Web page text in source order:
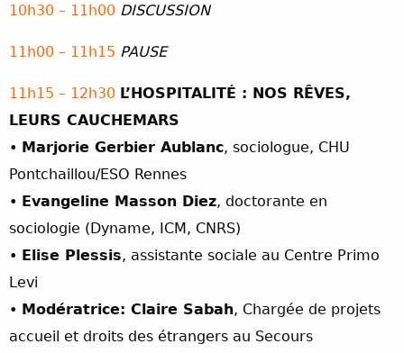
10h30 – 11h00 DISCUSSION
11h00 – 11h15 PAUSE
11h15 – 12h30 L’HOSPITALITÉ : NOS RÊVES,
LEURS CAUCHEMARS
• Marjorie Gerbier Aublanc, sociologue, CHU
Pontchaillou/ESO Rennes
• Evangeline Masson Diez, doctorante en
sociologie (Dyname, ICM, CNRS)
• Elise Plessis, assistante sociale au Centre Primo
Levi
• Modératrice: Claire Sabah, Chargée de projets
accueil et droits des étrangers au Secours